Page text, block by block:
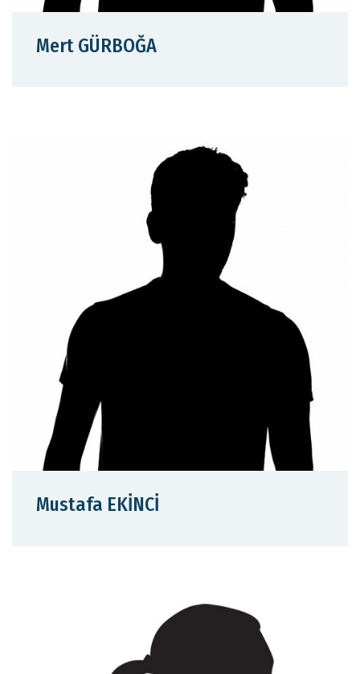
Mert GÜRBOĞA
Mustafa EKİNCİ